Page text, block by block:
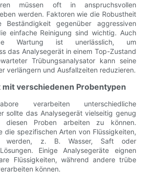
müssen oft in anspruchsvollen
werden. Faktoren wie die Robustheit
Beständigkeit gegenüber aggressiven
einfache Reinigung sind wichtig. Auch
Wartung ist unerlässlich, um
das Analysegerät in einem Top-Zustand
Trübungsanalysator kann seine
verlängern und Ausfallzeiten reduzieren.
mit verschiedenen Probentypen
verarbeiten unterschiedliche
sollte das Analysegerät vielseitig genug
Proben arbeiten zu können.
die spezifischen Arten von Flüssigkeiten,
werden, z. B. Wasser, Saft oder
Einige Analysegeräte eignen
Flüssigkeiten, während andere trübe
können.